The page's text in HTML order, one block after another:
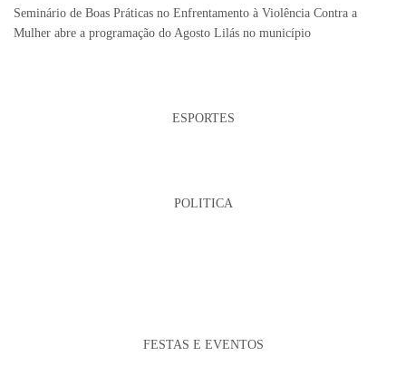
Seminário de Boas Práticas no Enfrentamento à Violência Contra a
Mulher abre a programação do Agosto Lilás no município
ESPORTES
POLITICA
FESTAS E EVENTOS